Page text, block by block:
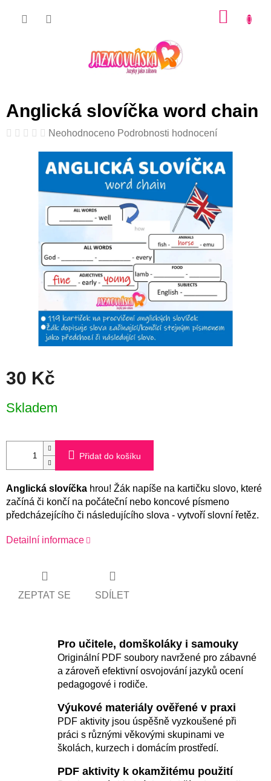
Anglická slovíčka word chain
Průměrné
produktu
je
0,0
5
hvězdiček.
Neohodnoceno Podrobnosti hodnocení
30 Kč
cena:
Skladem
Přidat do košíku
Anglická slovíčka hrou! Žák napíše na kartičku slovo, které
začíná či končí na počáteční nebo koncové písmeno
předcházejícího či následujícího slova - vytvoří slovní řetěz.
Detailní informace
ZEPTAT SE SDÍLET
Pro učitele, domškoláky i samouky
Originální PDF soubory navržené pro zábavné
a zároveň efektivní osvojování jazyků ocení
pedagogové i rodiče.
Výukové materiály ověřené v praxi
PDF aktivity jsou úspěšně vyzkoušené při
práci s různými věkovými skupinami ve
školách, kurzech i domácím prostředí.
PDF aktivity k okamžitému použití